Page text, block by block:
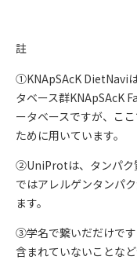
註
①KNApSAcK DietNavi
タベース群KNApSAcK
ータベースですが、こ
ために用いています。
②UniProtは、タンパク
ではアレルゲンタンパ
ます。
③学名で繋いだだけで
含まれていないことな